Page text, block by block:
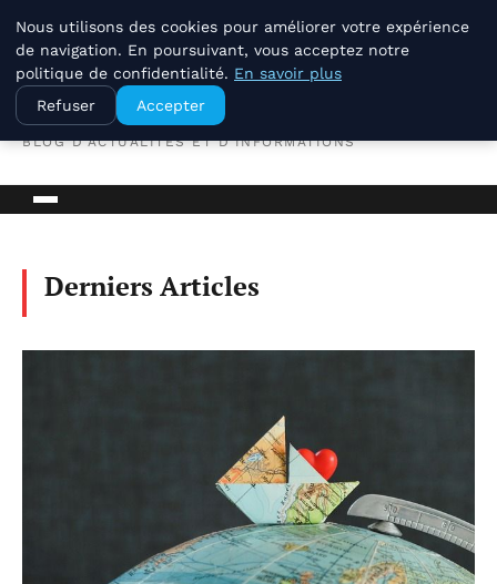
La Compagnie Des Terroirs
BLOG D'ACTUALITÉS ET D'INFORMATIONS
Derniers Articles
Nous utilisons des cookies pour améliorer votre expérience
de navigation. En poursuivant, vous acceptez notre
politique de confidentialité. En savoir plus
Refuser
Accepter